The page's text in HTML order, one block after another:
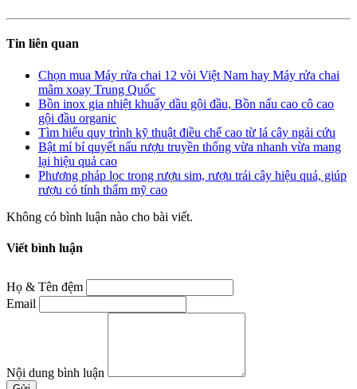
Tin liên quan
Chọn mua Máy rửa chai 12 vòi Việt Nam hay Máy rửa chai
mâm xoay Trung Quốc
Bồn inox gia nhiệt khuấy dầu gội đầu, Bồn nấu cao cô cao
gội đầu organic
Tìm hiểu quy trình kỹ thuật điều chế cao từ lá cây ngải cứu
Bật mí bí quyết nấu rượu truyền thống vừa nhanh vừa mang
lại hiệu quả cao
Phương pháp lọc trong rượu sim, rượu trái cây hiệu quả, giúp
rượu có tính thẩm mỹ cao
Không có bình luận nào cho bài viết.
Viết bình luận
Họ & Tên đệm
Email
Nội dung bình luận